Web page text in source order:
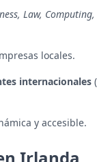
Law,
locales.
internacionales (
y accesible.